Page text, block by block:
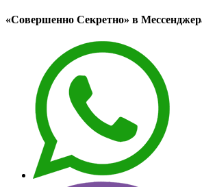
«Совершенно Секретно» в